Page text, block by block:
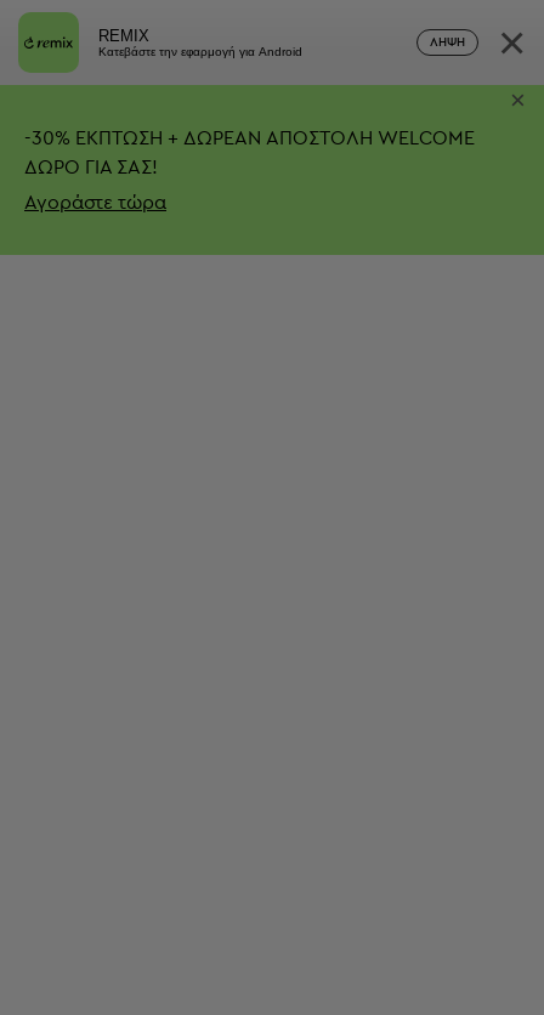
REMIX
Κατεβάστε την εφαρμογή για Android
ΛΉΨΗ ×
-30% ΕΚΠΤΩΣΗ + ΔΩΡΕΑΝ ΑΠΟΣΤΟΛΗ WELCOME
ΔΩΡΟ ΓΙΑ ΣΑΣ!
Αγοράστε τώρα
×